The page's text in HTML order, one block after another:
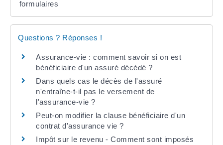
formulaires
Questions ? Réponses !
Assurance-vie : comment savoir si on est
bénéficiaire d'un assuré décédé ?
Dans quels cas le décès de l'assuré
n'entraîne-t-il pas le versement de
l'assurance-vie ?
Peut-on modifier la clause bénéficiaire d'un
contrat d'assurance vie ?
Impôt sur le revenu - Comment sont imposés